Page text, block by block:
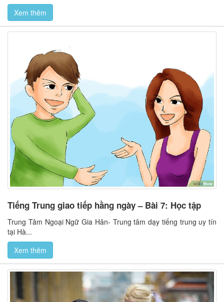
Xem thêm
Tiếng Trung giao tiếp hằng ngày – Bài 7: Học tập
Trung Tâm Ngoại Ngữ Gia Hân- Trung tâm dạy tiếng trung uy tín
tại Hà...
Xem thêm